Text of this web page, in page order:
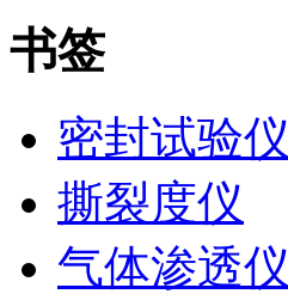
书签
密封试验仪
撕裂度仪
气体渗透仪